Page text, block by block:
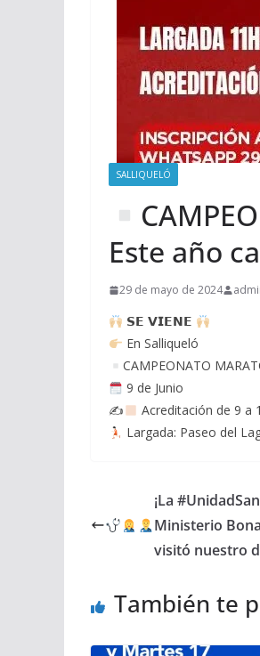
SALLIQUELÓ
Este año
29 de mayo de 2024
𝗦𝗘 𝗩𝗜𝗘𝗡𝗘
En Salliqueló
CAMPEONATO
9 de Junio
✍
Acreditación de 9 a
Largada: Paseo del
¡La
Ministerio
visitó nuestro
También te